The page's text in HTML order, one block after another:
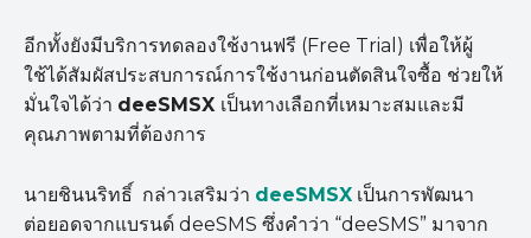
อีกทั้งยังมีบริการทดลองใช้งานฟรี (Free Trial) เพื่อให้ผู้
ใช้ได้สัมผัสประสบการณ์การใช้งานก่อนตัดสินใจซื้อ ช่วยให้
มั่นใจได้ว่า deeSMSX เป็นทางเลือกที่เหมาะสมและมี
คุณภาพตามที่ต้องการ
นายชินนริทธิ์ กล่าวเสริมว่า deeSMSX เป็นการพัฒนา
ต่อยอดจากแบรนด์ deeSMS ซึ่งคำว่า “deeSMS” มาจาก